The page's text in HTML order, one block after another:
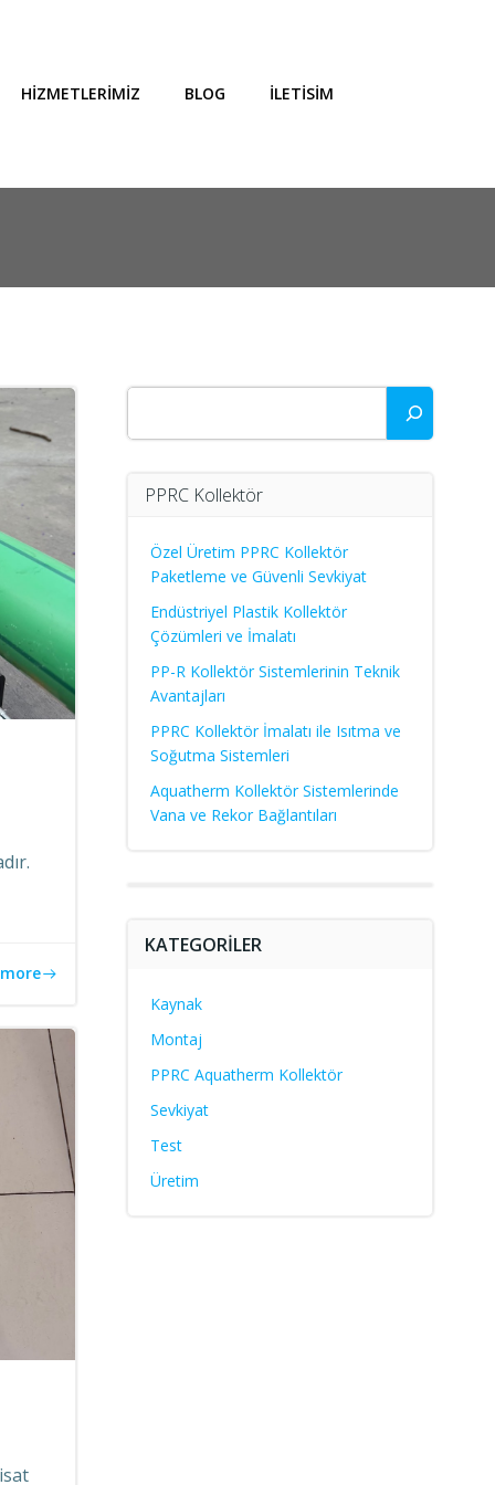
HIZMETLERIMIZ BLOG İLETISIM
Ara
PPRC Kollektör
Özel Üretim PPRC Kollektör
Paketleme ve Güvenli Sevkiyat
Endüstriyel Plastik Kollektör
Çözümleri ve İmalatı
PP-R Kollektör Sistemlerinin Teknik
Avantajları
PPRC Kollektör İmalatı ile Isıtma ve
Soğutma Sistemleri
Aquatherm Kollektör Sistemlerinde
Vana ve Rekor Bağlantıları
KATEGORILER
Kaynak
Montaj
PPRC Aquatherm Kollektör
Sevkiyat
Test
Üretim